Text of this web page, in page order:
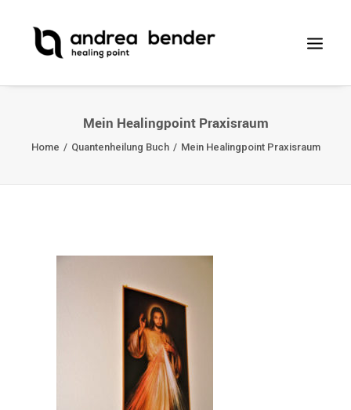
Mein Healingpoint Praxisraum
Home Quantenheilung Buch Mein Healingpoint Praxisraum